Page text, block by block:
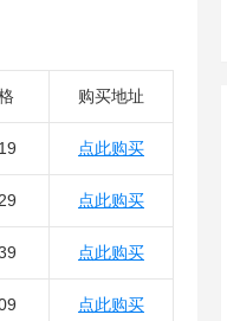
购买地址
点此购买
点此购买
点此购买
点此购买